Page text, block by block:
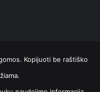
Kopijuoti be raštiško